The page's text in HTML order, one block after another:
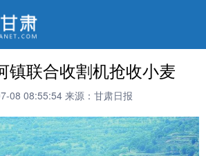
镇联合收割机抢收小麦
08 08:55:54 来源：甘肃日报